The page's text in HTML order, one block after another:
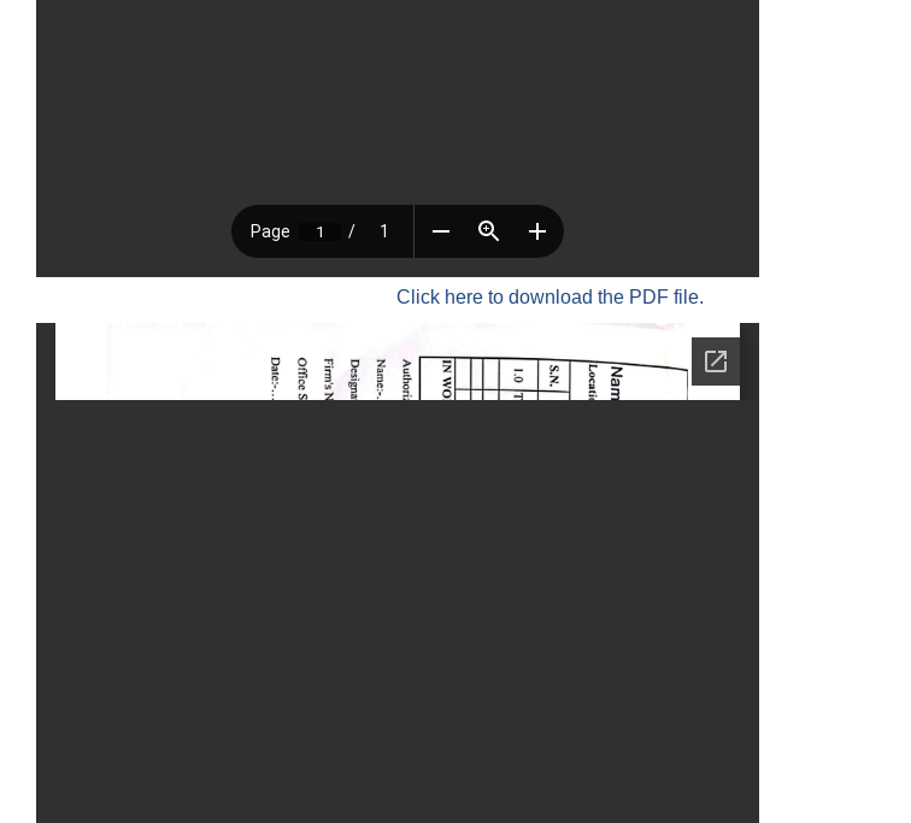
Click here to download the PDF file.